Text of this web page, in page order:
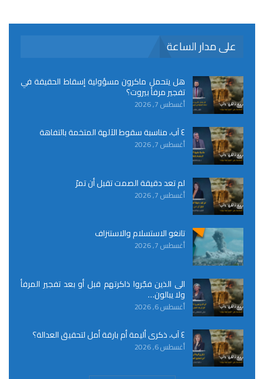
على مدار الساعة
هل يتحمل ماكرون مسؤولية إسقاط الحقيقة في
تفجير مرفأ بيروت؟
أغسطس 7, 2026
٤ آب، مناسبة سقوط الآلهة المتخمة بالتفاهة
أغسطس 7, 2026
لم تعد دقيقة الصمت تقبل أن تمرّ
أغسطس 7, 2026
تانغو الاستسلام والاستنزاف
أغسطس 7, 2026
الى الذين فجّروا ذاكرتهم قبل أو بعد تفجير المرفأ
ولا يبالون…
أغسطس 6, 2026
٤ آب، ذكرى أليمة أم بارقة أمل لتحقيق العدالة؟
أغسطس 6, 2026